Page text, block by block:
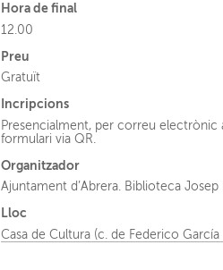
Hora de final
12.00
Preu
Gratuït
Incripcions
Presencialment, per correu electrònic
formulari via QR.
Organitzador
Ajuntament d’Abrera. Biblioteca Josep
Lloc
Casa de Cultura (c. de Federico García